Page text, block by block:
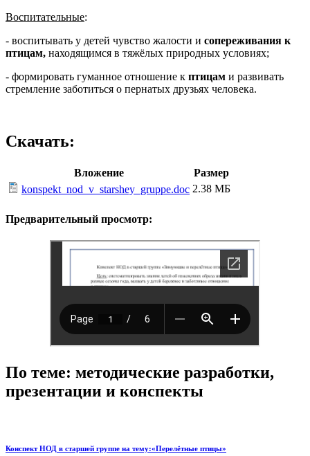
Воспитательные:
- воспитывать у детей чувство жалости и сопереживания к
птицам, находящимся в тяжёлых природных условиях;
- формировать гуманное отношение к птицам и развивать
стремление заботиться о пернатых друзьях человека.
Скачать:
Вложение
Размер
konspekt_nod_v_starshey_gruppe.doc 2.38 МБ
Предварительный просмотр:
По теме: методические разработки,
презентации и конспекты
Конспект НОД в старшей группе на тему:«Перелётные птицы»